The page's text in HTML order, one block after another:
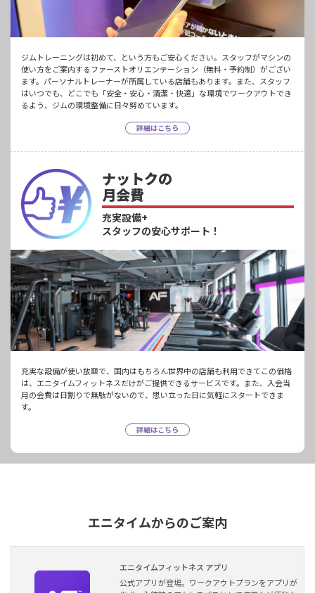
ジムトレーニングは初めて、という方もご安心ください。スタッフがマシンの
使い方をご案内するファーストオリエンテーション（無料・予約制）がござい
ます。パーソナルトレーナーが所属している店舗もあります。また、スタッフ
はいつでも、どこでも「安全・安心・清潔・快適」な環境でワークアウトでき
るよう、ジムの環境整備に日々努めています。
詳細はこちら
ナットクの
月会費
充実設備+
スタッフの安心サポート！
充実な設備が使い放題で、国内はもちろん世界中の店舗も利用できてこの価格
は、エニタイムフィットネスだけがご提供できるサービスです。また、入会当
月の会費は日割りで無駄がないので、思い立った日に気軽にスタートできま
す。
詳細はこちら
エニタイムからのご案内
エニタイムフィットネス アプリ
公式アプリが登場。ワークアウトプランをアプリが